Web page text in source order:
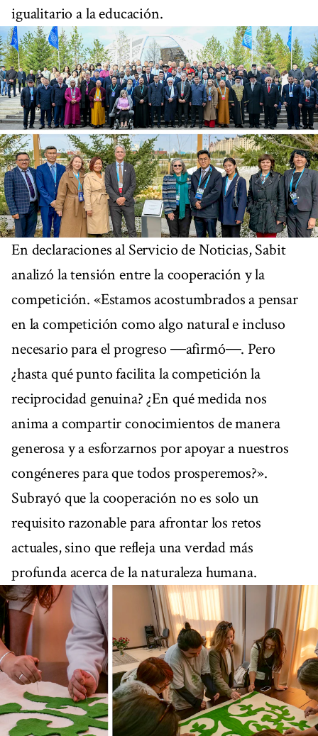
igualitario a la educación.
En declaraciones al Servicio de Noticias, Sabit
analizó la tensión entre la cooperación y la
competición. «Estamos acostumbrados a pensar
en la competición como algo natural e incluso
necesario para el progreso ―afirmó―. Pero
¿hasta qué punto facilita la competición la
reciprocidad genuina? ¿En qué medida nos
anima a compartir conocimientos de manera
generosa y a esforzarnos por apoyar a nuestros
congéneres para que todos prosperemos?».
Subrayó que la cooperación no es solo un
requisito razonable para afrontar los retos
actuales, sino que refleja una verdad más
profunda acerca de la naturaleza humana.